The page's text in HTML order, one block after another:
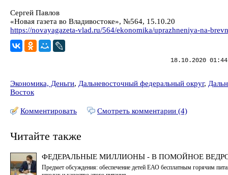
Сергей Павлов
«Новая газета во Владивостоке», №564, 15.10.20
https://novayagazeta-vlad.ru/564/ekonomika/uprazhneniya-na-
18.10.2020
Экономика, Деньги, Дальневосточный федеральный округ,
Восток
Комментировать Смотреть комментарии (4)
Читайте также
ФЕДЕРАЛЬНЫЕ МИЛЛИОНЫ - В ПОМОЙНОЕ
Предмет обсуждения: обеспечение детей ЕАО бесплатным горячим